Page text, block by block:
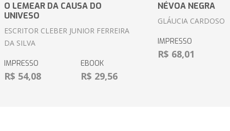
O LEMEAR DA CAUSA DO
UNIVESO
ESCRITOR CLEBER JUNIOR FERREIRA
DA SILVA
IMPRESSO
R$ 54,08
EBOOK
R$ 29,56
NÉVOA NEGRA
GLÁUCIA CARDOSO
IMPRESSO
R$ 68,01